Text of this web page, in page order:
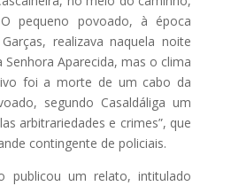
pequeno povoado, à época
realizava naquela noite
Aparecida, mas o clima
foi a morte de um cabo da
segundo Casaldáliga um
arbitrariedades e crimes”, que
contingente de policiais.
publicou um relato, intitulado